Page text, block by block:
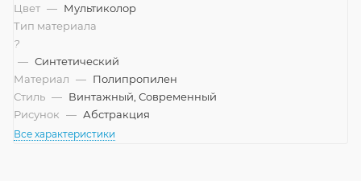
Цвет — Мультиколор
Тип материала
?
— Синтетический
Материал — Полипропилен
Стиль — Винтажный, Современный
Рисунок — Абстракция
Все характеристики